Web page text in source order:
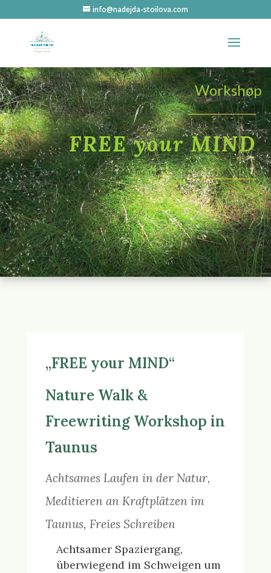
info@nadejda-stoilova.com
Workshop
FREE your MIND
„FREE your MIND“
Nature Walk &
Freewriting Workshop in
Taunus
Achtsames Laufen in der Natur,
Meditieren an Kraftplätzen im
Taunus, Freies Schreiben
Achtsamer Spaziergang,
überwiegend im Schweigen um